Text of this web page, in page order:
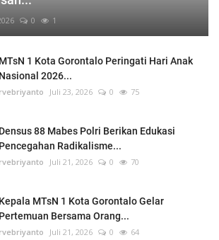
0 1
MTsN 1 Kota Gorontalo Peringati Hari Anak
Nasional 2026...
rvebriyanto Juli 23, 2026 0 75
Densus 88 Mabes Polri Berikan Edukasi
Pencegahan Radikalisme...
rvebriyanto Juli 21, 2026 0 70
Kepala MTsN 1 Kota Gorontalo Gelar
Pertemuan Bersama Orang...
rvebriyanto Juli 21, 2026 0 64